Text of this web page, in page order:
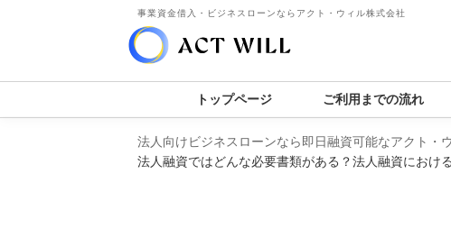
事業資金借入・ビジネスローンならアクト・ウィル株式会社
トップページ ご利用までの流れ
法人向けビジネスローンなら即日融資可能なアクト・
法人融資ではどんな必要書類がある？法人融資におけ